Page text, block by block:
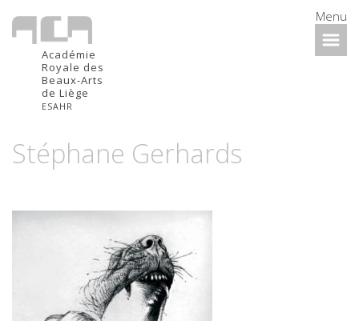
Menu
Académie
Royale des
Beaux-Arts
de Liège
ESAHR
Stéphane Gerhards